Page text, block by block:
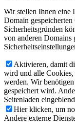
Wir stellen Ihnen eine
Domain
Sicherheitsgründen
von anderen Domains
Aktivieren, damit
wird und alle Cookies,
werden. Wir
gespeichert wird.
Seitenladen
Hier klicken, um
Andere externe